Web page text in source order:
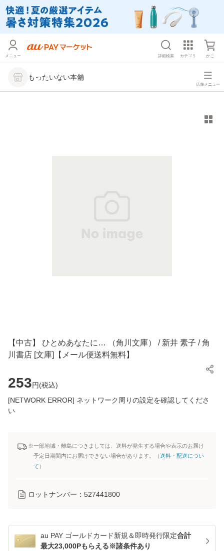
メニュー 詳細検索 カテゴリ かご
もったいない本舗
店舗メニュー
【中古】 ひとめあなたに… （角川文庫） / 新井 素子 / 角
川書店 [文庫]【メール便送料無料】
253円(税込)
[NETWORK ERROR] ネットワーク周りの設定を確認してくださ
い
※一部地域・離島につきましては、送料が発生する場合や表示のお届け
予定日期間内にお届けできない場合があります。（送料・配送につい
て ）
ロットナンバー： 527441800
au PAY ゴールドカード新規＆即時発行限定合計
最大23,000Pもらえる※諸条件あり